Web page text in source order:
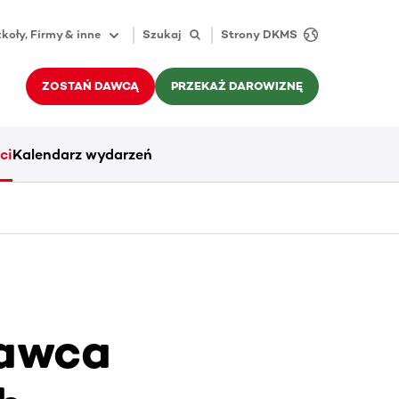
Firmy & inne Szukaj Strony DKMS
ZOSTAŃ DAWCĄ PRZEKAŻ DAROWIZNĘ
Kalendarz wydarzeń